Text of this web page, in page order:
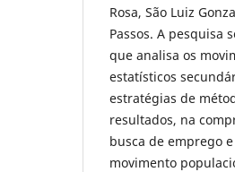
Rosa, São Luiz
Passos. A pesquisa
que analisa os
estatísticos
estratégias de
resultados, na
busca de emprego
movimento